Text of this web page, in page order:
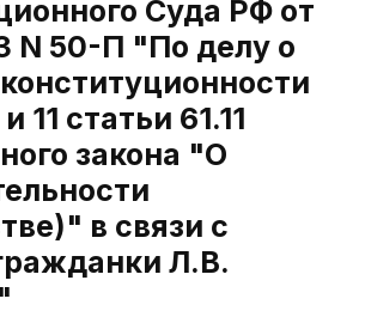
Суда РФ от
N 50-П "По делу о
11 статьи 61.11
закона "О
в связи с
Л.В.